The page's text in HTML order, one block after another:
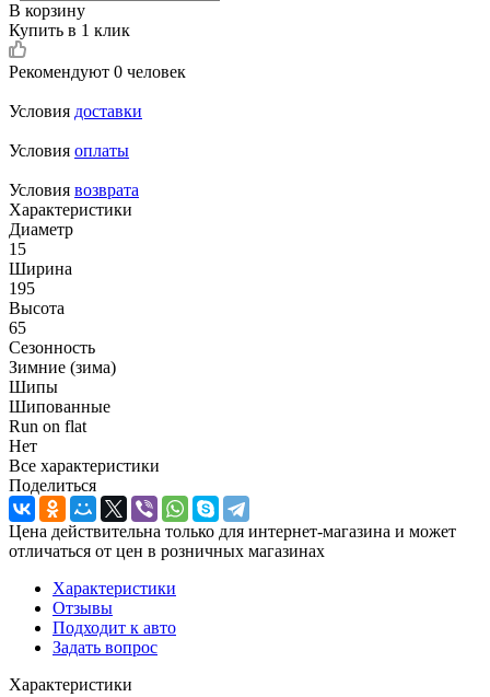
В корзину
Купить в 1 клик
Рекомендуют 0 человек
Условия доставки
Условия оплаты
Условия возврата
Характеристики
Диаметр
15
Ширина
195
Высота
65
Сезонность
Зимние (зима)
Шипы
Шипованные
Run on flat
Нет
Все характеристики
Поделиться
Цена действительна только для интернет-магазина и может
отличаться от цен в розничных магазинах
Характеристики
Отзывы
Подходит к авто
Задать вопрос
Характеристики